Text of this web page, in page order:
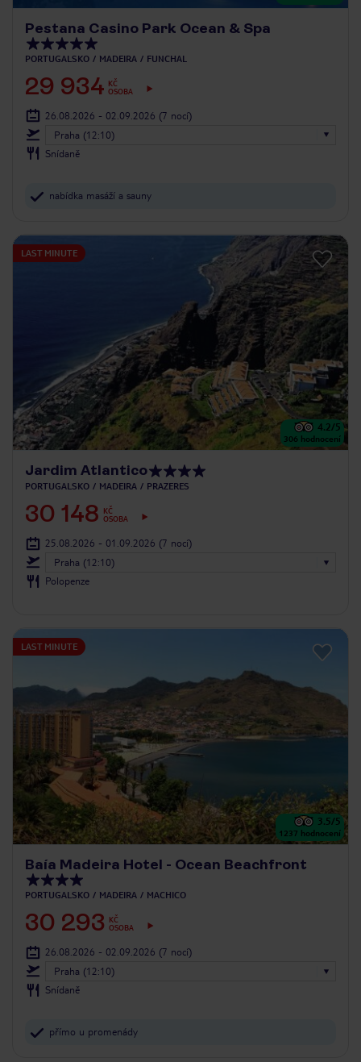
Pestana Casino Park Ocean & Spa
PORTUGALSKO MADEIRA FUNCHAL
29 934 KČ
OSOBA
26.08.2026 - 02.09.2026 (7 nocí)
Praha (12:10)
Snídaně
nabídka masáží a sauny
LAST MINUTE
4.2/5
306 hodnocení
Jardim Atlantico
PORTUGALSKO MADEIRA PRAZERES
30 148
KČ
OSOBA
25.08.2026 - 01.09.2026 (7 nocí)
Praha (12:10)
Polopenze
LAST MINUTE
3.5/5
1237 hodnocení
Baía Madeira Hotel - Ocean Beachfront
PORTUGALSKO MADEIRA MACHICO
30 293
KČ
OSOBA
26.08.2026 - 02.09.2026 (7 nocí)
Praha (12:10)
Snídaně
přímo u promenády